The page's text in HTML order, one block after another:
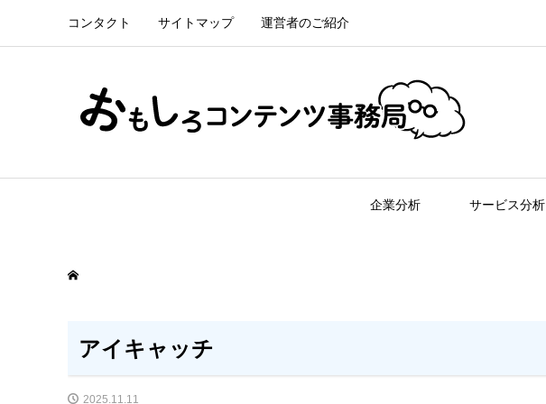
コンタクト サイトマップ 運営者のご紹介
企業分析 サービス分析
アイキャッチ
2025.11.11